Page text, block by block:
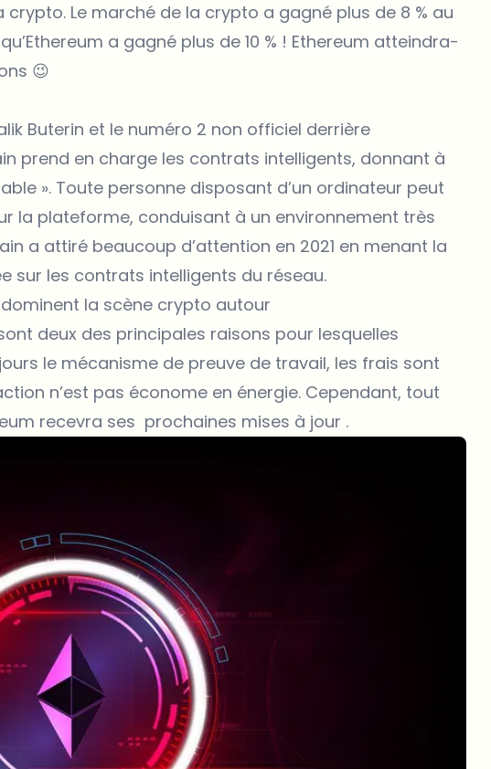
Le marché de la crypto a gagné plus de 8 % au
a gagné plus de 10 % ! Ethereum atteindra-
😉
Buterin et le numéro 2 non officiel derrière
prend en charge les contrats intelligents, donnant à
». Toute personne disposant d’un ordinateur peut
la plateforme, conduisant à un environnement très
a attiré beaucoup d’attention en 2021 en menant la
sur les contrats intelligents du réseau.
la scène crypto autour
deux des principales raisons pour lesquelles
le mécanisme de preuve de travail, les frais sont
n’est pas économe en énergie. Cependant, tout
recevra ses prochaines mises à jour .